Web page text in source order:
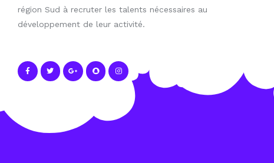
région Sud à recruter les talents nécessaires au
développement de leur activité.